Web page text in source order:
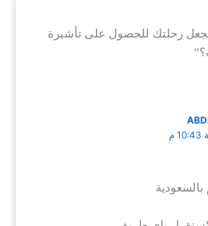
يجعل رحلتك للحصول على تأشيرة